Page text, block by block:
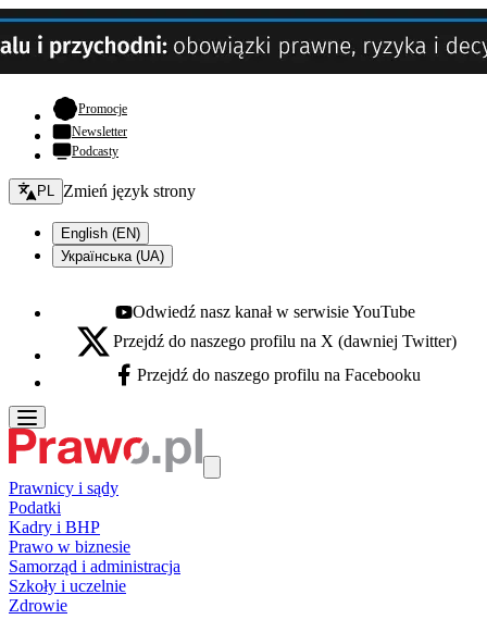
Promocje- otwiera się w nowej karcie
Newsletter
Podcasty
Zmień język - bieżący:
PL Zmień język strony
English (EN)
Українська (UA)
Youtube - otwiera się w nowej karcie
Odwiedź nasz kanał w serwisie YouTube
X - otwiera się w nowej karcie
Przejdź do naszego profilu na X (dawniej Twitter)
Facebook - otwiera się w nowej karcie
Przejdź do naszego profilu na Facebooku
Prawnicy i sądy
Podatki
Kadry i BHP
Prawo w biznesie
Samorząd i administracja
Szkoły i uczelnie
Zdrowie